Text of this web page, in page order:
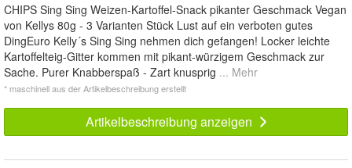
CHIPS Sing Sing Weizen-Kartoffel-Snack pikanter Geschmack Vegan
von Kellys 80g - 3 Varianten Stück Lust auf ein verboten gutes
DingEuro Kelly´s Sing Sing nehmen dich gefangen! Locker leichte
Kartoffelteig-Gitter kommen mit pikant-würzigem Geschmack zur
Sache. Purer Knabberspaß - Zart knusprig ... Mehr
* maschinell aus der Artikelbeschreibung erstellt
Artikelbeschreibung anzeigen